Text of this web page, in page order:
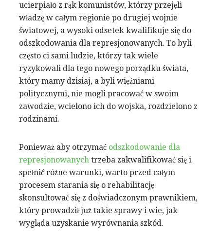
ucierpiało z rąk komunistów, którzy przejęli
władzę w całym regionie po drugiej wojnie
światowej, a wysoki odsetek kwalifikuje się do
odszkodowania dla represjonowanych. To byli
często ci sami ludzie, którzy tak wiele
ryzykowali dla tego nowego porządku świata,
który mamy dzisiaj, a byli więźniami
politycznymi, nie mogli pracować w swoim
zawodzie, wcielono ich do wojska, rozdzielono z
rodzinami.
Ponieważ aby otrzymać odszkodowanie dla
represjonowanych trzeba zakwalifikować się i
spełnić różne warunki, warto przed całym
procesem starania się o rehabilitację
skonsultować się z doświadczonym prawnikiem,
który prowadził już takie sprawy i wie, jak
wygląda uzyskanie wyrównania szkód.